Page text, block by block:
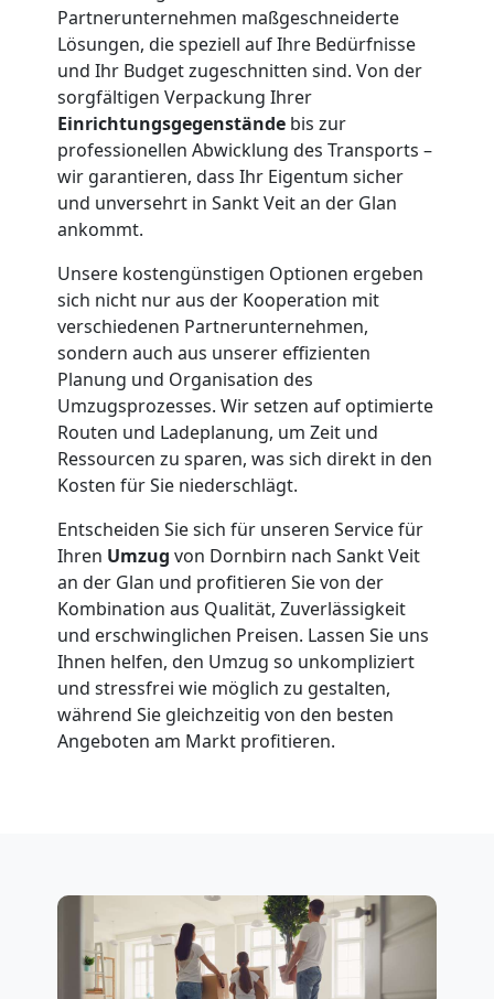
Partnerunternehmen maßgeschneiderte
Lösungen, die speziell auf Ihre Bedürfnisse
und Ihr Budget zugeschnitten sind. Von der
sorgfältigen Verpackung Ihrer
Einrichtungsgegenstände bis zur
professionellen Abwicklung des Transports –
wir garantieren, dass Ihr Eigentum sicher
und unversehrt in Sankt Veit an der Glan
ankommt.
Unsere kostengünstigen Optionen ergeben
sich nicht nur aus der Kooperation mit
verschiedenen Partnerunternehmen,
sondern auch aus unserer effizienten
Planung und Organisation des
Umzugsprozesses. Wir setzen auf optimierte
Routen und Ladeplanung, um Zeit und
Ressourcen zu sparen, was sich direkt in den
Kosten für Sie niederschlägt.
Entscheiden Sie sich für unseren Service für
Ihren Umzug von Dornbirn nach Sankt Veit
an der Glan und profitieren Sie von der
Kombination aus Qualität, Zuverlässigkeit
und erschwinglichen Preisen. Lassen Sie uns
Ihnen helfen, den Umzug so unkompliziert
und stressfrei wie möglich zu gestalten,
während Sie gleichzeitig von den besten
Angeboten am Markt profitieren.
Dornbirn
Umzug
für
Senioren
Dornbirn
Fernumzug
Dornbirn
Firmenumzug
Dornbirn
Büroumzug
Dornbirn